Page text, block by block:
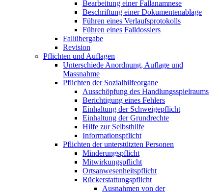
Bearbeitung einer Fallanamnese
Beschriftung einer Dokumentenablage
Führen eines Verlaufsprotokolls
Führen eines Falldossiers
Fallübergabe
Revision
Pflichten und Auflagen
Unterschiede Anordnung, Auflage und
Massnahme
Pflichten der Sozialhilfeorgane
Ausschöpfung des Handlungsspielraums
Berichtigung eines Fehlers
Einhaltung der Schweigepflicht
Einhaltung der Grundrechte
Hilfe zur Selbsthilfe
Informationspflicht
Pflichten der unterstützten Personen
Minderungspflicht
Mitwirkungspflicht
Ortsanwesenheitspflicht
Rückerstattungspflicht
Ausnahmen von der